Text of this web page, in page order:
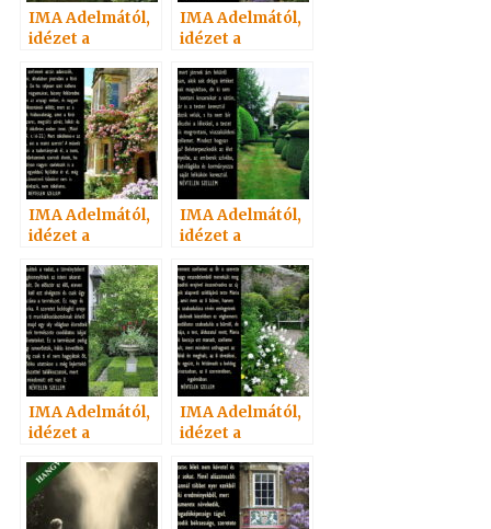
IMA Adelmától,
idézet a
Szellemtől 62.
IMA Adelmától,
idézet a
Szellemtől 21.
IMA Adelmától,
idézet a
Szellemtől 51.
IMA Adelmától,
idézet a
Szellemtől 30.
IMA Adelmától,
idézet a
Szellemtől 22.
IMA Adelmától,
idézet a
Szellemtől 36.